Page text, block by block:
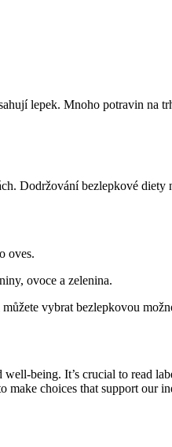
lepek. Mnoho potravin na
Dodržování bezlepkové diety
oves.
ovoce a zelenina.
vybrat bezlepkovou
being. It’s crucial to read
choices that support our